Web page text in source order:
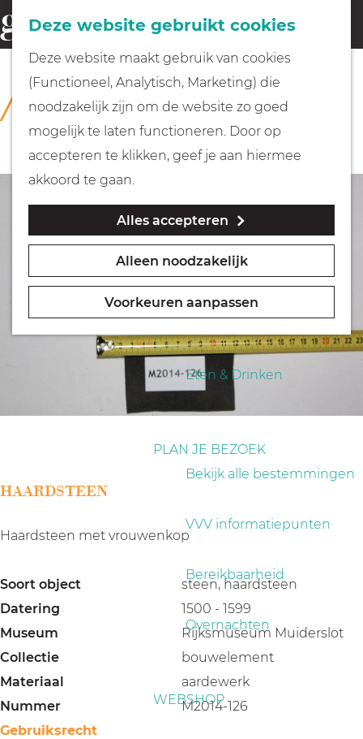
Deze website gebruikt cookies
Deze website maakt gebruik van cookies
(Functioneel, Analytisch, Marketing) die
noodzakelijk zijn om de website zo goed
mogelijk te laten functioneren. Door op
accepteren te klikken, geef je aan hiermee
akkoord te gaan.
Alles accepteren
Alleen noodzakelijk
Voorkeuren aanpassen
G
a
r
e
Fietsen
Wandelen
Geocachen
Naar het museum
Eten & Drinken
PLAN JE BEZOEK
Bekijk alle bestemmingen
VVV informatiepunten
Bereikbaarheid
Overnachten
WEBSHOP
o
e
k
e
n
COLLECTIE
Rijksmuseum Muiderslot
HAARDSTEEN
Haardsteen met vrouwenkop
Soort object
steen, haardsteen
Datering
1500 - 1599
Museum
Rijksmuseum Muiderslot
Collectie
bouwelement
Materiaal
aardewerk
Nummer
M2014-126
Gebruiksrecht